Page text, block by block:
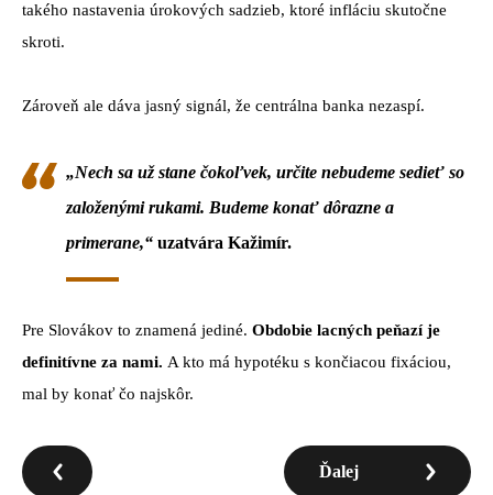
takého nastavenia úrokových sadzieb, ktoré infláciu skutočne
skroti.
Zároveň ale dáva jasný signál, že centrálna banka nezaspí.
„Nech sa už stane čokoľvek, určite nebudeme sedieť so
založenými rukami. Budeme konať dôrazne a
primerane,“ uzatvára Kažimír.
Pre Slovákov to znamená jediné. Obdobie lacných peňazí je
definitívne za nami. A kto má hypotéku s končiacou fixáciou,
mal by konať čo najskôr.
Ďalej